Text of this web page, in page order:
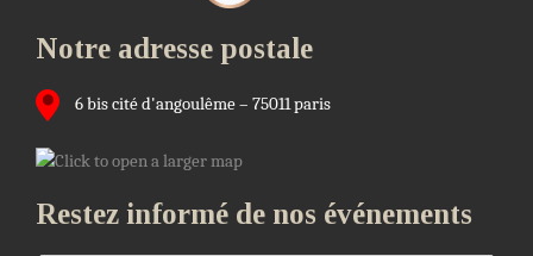
Notre adresse postale
6 bis cité d'angoulême – 75011 paris
Restez informé de nos événements